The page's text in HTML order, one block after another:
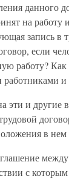
данного
на работу
запись в
если
работу? Как
и
эти и другие
в
с которым